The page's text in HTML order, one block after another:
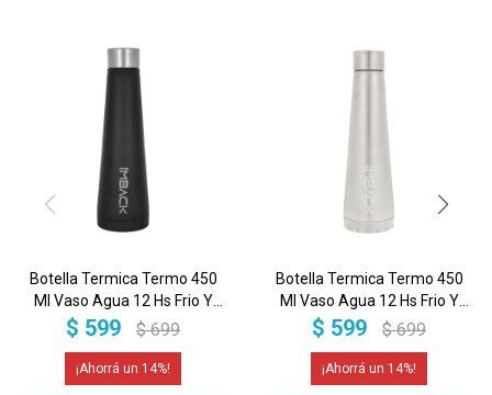
Botella Termica Termo 450
Ml Vaso Agua 12 Hs Frio Y
6hs Calor Acero Inoxidable
$ 599 $ 699
14
Botella Termica Termo 450
Ml Vaso Agua 12 Hs Frio Y
6hs Calor Acero Inoxidable
$ 599 $ 699
14